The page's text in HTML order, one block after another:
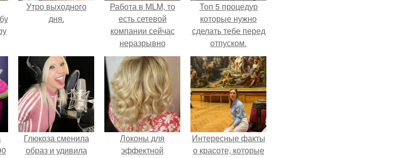
Утро выходного
дня.
Работа в MLM, то
есть сетевой
компании сейчас
неразрывно
связана с создание
своего контента,
своей страницы в
соц сетях.
Топ 5 процедур
которые нужно
сделать тебе перед
отпуском.
Глюкоза сменила
образ и удивила
Локоны для
эффектной
Интересные факты
о красоте, которые